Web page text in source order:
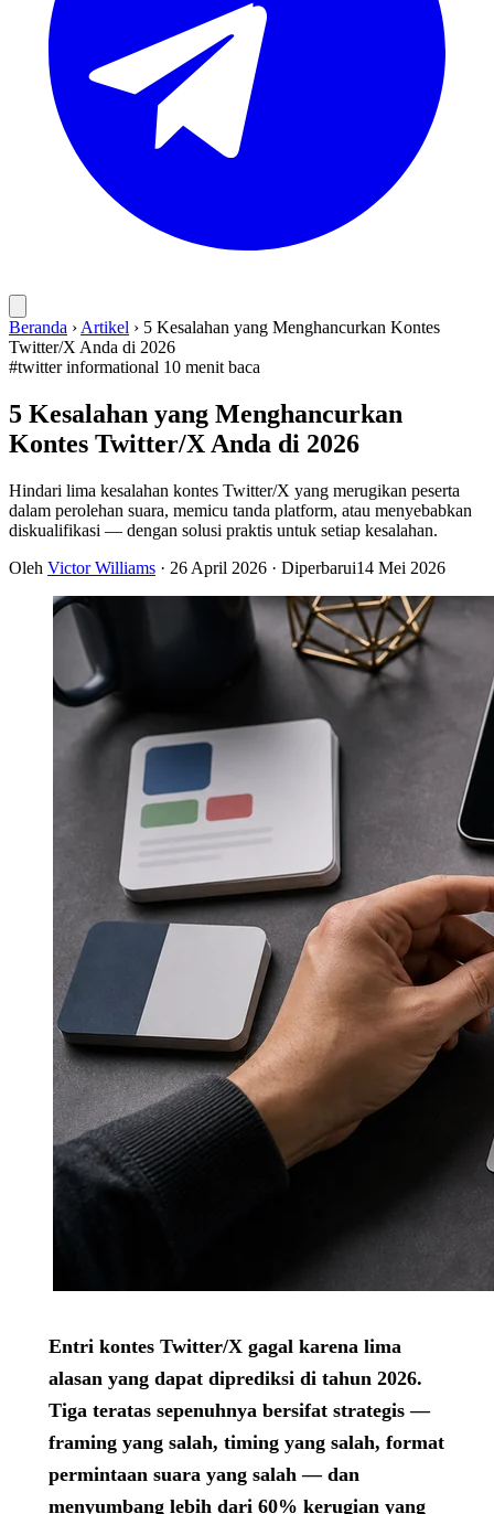
Beranda › Artikel › 5 Kesalahan yang Menghancurkan Kontes
Twitter/X Anda di 2026
#twitter informational 10 menit baca
5 Kesalahan yang Menghancurkan
Kontes Twitter/X Anda di 2026
Hindari lima kesalahan kontes Twitter/X yang merugikan peserta
dalam perolehan suara, memicu tanda platform, atau menyebabkan
diskualifikasi — dengan solusi praktis untuk setiap kesalahan.
Oleh Victor Williams · 26 April 2026 · Diperbarui14 Mei 2026
Entri kontes Twitter/X gagal karena lima
alasan yang dapat diprediksi di tahun 2026.
Tiga teratas sepenuhnya bersifat strategis —
framing yang salah, timing yang salah, format
permintaan suara yang salah — dan
menyumbang lebih dari 60% kerugian yang